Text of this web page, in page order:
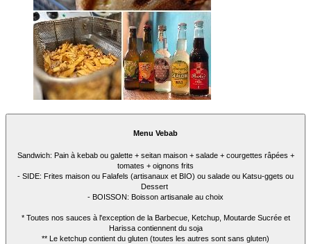
Menu Vebab
Sandwich: Pain à kebab ou galette + seitan maison + salade + courgettes râpées +
tomates + oignons frits
- SIDE: Frites maison ou Falafels (artisanaux et BIO) ou salade ou Katsu-ggets ou
Dessert
- BOISSON: Boisson artisanale au choix
* Toutes nos sauces à l'exception de la Barbecue, Ketchup, Moutarde Sucrée et
Harissa contiennent du soja
** Le ketchup contient du gluten (toutes les autres sont sans gluten)